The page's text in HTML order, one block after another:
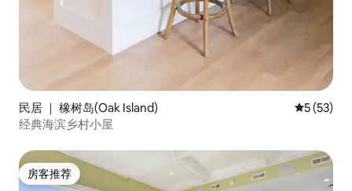
民居 ｜ 橡树岛(Oak Island) 平均评分
5 (53)
经典海滨乡村小屋
房客推荐
房客推荐